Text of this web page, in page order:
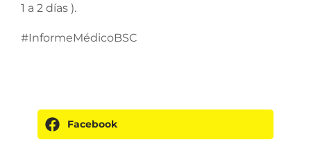
1 a 2 días ).
#InformeMédicoBSC
Facebook